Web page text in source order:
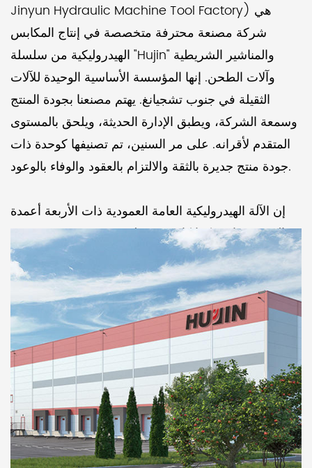
Jinyun Hydraulic Machine Tool Factory) هي
شركة مصنعة محترفة متخصصة في إنتاج المكابس
الهيدروليكية من سلسلة "Hujin" والمناشير الشريطية
وآلات الطحن. إنها المؤسسة الأساسية الوحيدة للآلات
الثقيلة في جنوب تشجيانغ. يهتم مصنعنا بجودة المنتج
وسمعة الشركة، ويطبق الإدارة الحديثة، ويلحق بالمستوى
المتقدم لأقرانه. على مر السنين، تم تصنيفها كوحدة ذات
جودة منتج جديرة بالثقة والالتزام بالعقود والوفاء بالوعود.
إن الآلة الهيدروليكية العامة العمودية ذات الأربعة أعمدة
YJ-32-40-315T التي تنتجها شركتنا كانت مفضلة في
صناعة الآلات لعقود من الزمن. منذ عام 1993، وبدعم قوي
من معهد بحوث التكنولوجيا الهيدروليكية والهوائية في
شنغهاي، نجح مصنعنا في تصميم وتطوير سلسلتين من
المناشير الشريطية لقطع المعادن الهيدروليكية، GB
الأفقية والعمودية GY. يستفيد مصنعنا من خبرته في إنتاج
أدوات الآلة الهيدروليكية ويقوم بإجراء تحديثات شاملة من
النظام الهيدروليكي للأداة الآلية. أضف جهاز حماية
هيدروليكي أوتوماتيكي إلى أداة الآلة لتجعل أداة الآلة
تضبط السرعة تلقائيًا. يتم توحيد سرعة الآلة بعد بدء
العمل، مما يزيل العيوب التقليدية لقلع الأسنان. ويكون